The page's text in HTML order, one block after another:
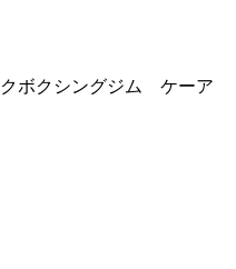
ボクシングジム ケーア